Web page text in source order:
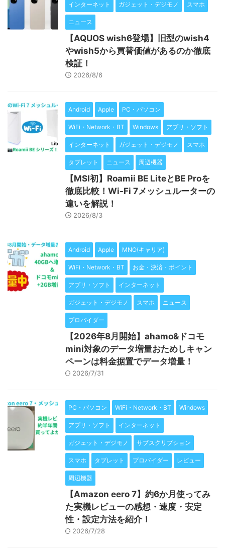
インターネット ガジェット・デジモノ スマホ
ニュース
【AQUOS wish6登場】旧型のwish4
やwish5から買替価値があるのか徹底
検証！
2026/8/6
Android Apple PC・パソコン
WiFi・Network・BT Windows アプリ・ソフト
インターネット ガジェット・デジモノ スマホ
タブレット ニュース 周辺機器
【MSI初】Roamii BE LiteとBE Proを
徹底比較！Wi-Fi 7メッシュルーターの
違いを解説！
2026/8/3
Android Apple MNO(キャリア)
WiFi・Network・BT お金・決済・ポイント
アプリ・ソフト インターネット
ガジェット・デジモノ スマホ ニュース
プロバイダー
【2026年8月開始】ahamo&ドコモ
mini対象のデータ増量おためしキャン
ペーンは料金据置でデータ増量！
2026/7/31
PC・パソコン WiFi・Network・BT Windows
アプリ・ソフト インターネット
ガジェット・デジモノ サブスクリプション
スマホ タブレット プロバイダー レビュー
周辺機器
【Amazon eero 7】約6か月使ってみ
た実機レビューの感想・速度・安定
性・設定方法を紹介！
2026/7/28